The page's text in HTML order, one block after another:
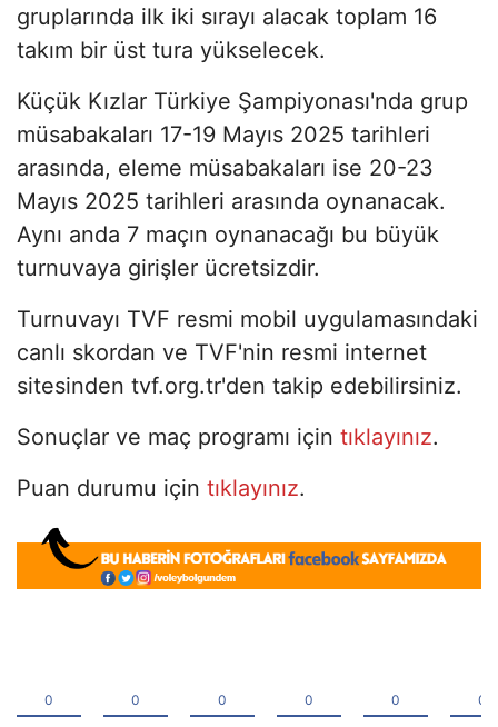
gruplarında ilk iki sırayı alacak toplam 16
takım bir üst tura yükselecek.
Küçük Kızlar Türkiye Şampiyonası'nda grup
müsabakaları 17-19 Mayıs 2025 tarihleri
arasında, eleme müsabakaları ise 20-23
Mayıs 2025 tarihleri arasında oynanacak.
Aynı anda 7 maçın oynanacağı bu büyük
turnuvaya girişler ücretsizdir.
Turnuvayı TVF resmi mobil uygulamasındaki
canlı skordan ve TVF'nin resmi internet
sitesinden tvf.org.tr'den takip edebilirsiniz.
Sonuçlar ve maç programı için tıklayınız.
Puan durumu için tıklayınız.